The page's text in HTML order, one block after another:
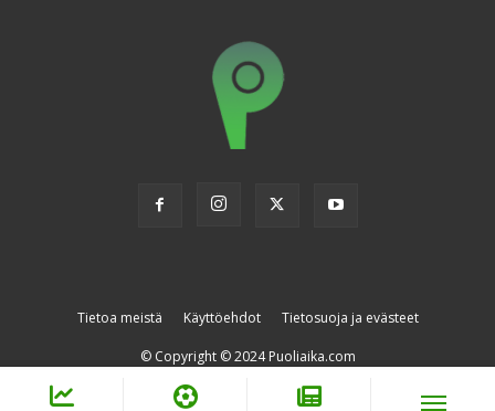
Tietoa meistä Käyttöehdot Tietosuoja ja evästeet
© Copyright © 2024 Puoliaika.com